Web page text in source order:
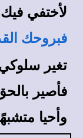
لأختفي
فبروحك
تغير
فأصير
وأحيا